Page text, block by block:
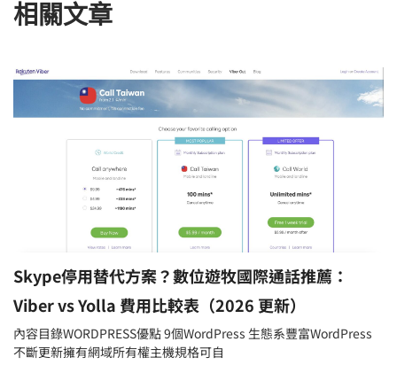
相關文章
Skype停用替代方案？數位遊牧國際通話推薦：
Viber vs Yolla 費用比較表（2026 更新）
內容目錄WORDPRESS優點 9個WordPress 生態系豐富WordPress
不斷更新擁有網域所有權主機規格可自